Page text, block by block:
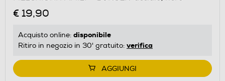
€ 19,90
Acquisto online: disponibile
Ritiro in negozio in 30' gratuito: verifica
AGGIUNGI